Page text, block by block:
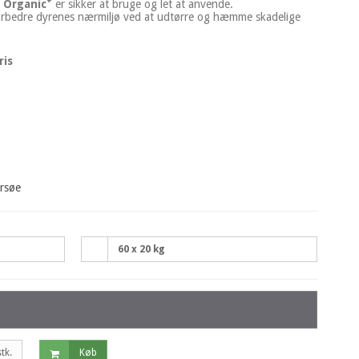
Organic
er sikker at bruge og let at anvende.
dyrenes nærmiljø ved at udtørre og hæmme skadelige
60 x 20 kg
Køb